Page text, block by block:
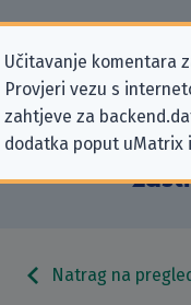
Učitavanje komentara
Provjeri vezu s
zahtjeve za
dodatka poput uMatrix
Podaci
koji se
Natrag na